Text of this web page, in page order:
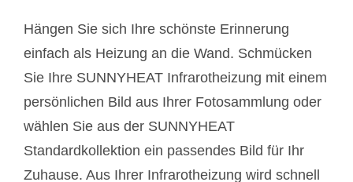
Hängen Sie sich Ihre schönste Erinnerung
einfach als Heizung an die Wand. Schmücken
Sie Ihre SUNNYHEAT Infrarotheizung mit einem
persönlichen Bild aus Ihrer Fotosammlung oder
wählen Sie aus der SUNNYHEAT
Standardkollektion ein passendes Bild für Ihr
Zuhause. Aus Ihrer Infrarotheizung wird schnell